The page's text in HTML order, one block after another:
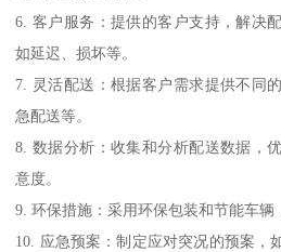
6. 客户服务：提供的客户支持，解决
如延迟、损坏等。
7. 灵活配送：根据客户需求提供不同
急配送等。
8. 数据分析：收集和分析配送数据，
意度。
9. 环保措施：采用环保包装和节能车辆
10. 应急预案：制定应对突况的预案，